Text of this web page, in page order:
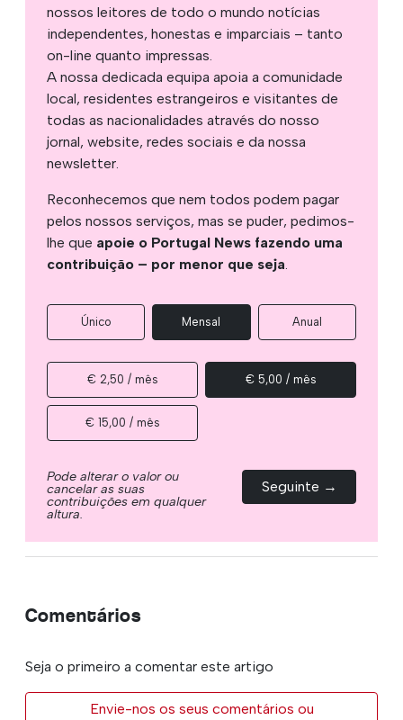
nossos leitores de todo o mundo notícias
independentes, honestas e imparciais – tanto
on-line quanto impressas.
A nossa dedicada equipa apoia a comunidade
local, residentes estrangeiros e visitantes de
todas as nacionalidades através do nosso
jornal, website, redes sociais e da nossa
newsletter.
Reconhecemos que nem todos podem pagar
pelos nossos serviços, mas se puder, pedimos-
lhe que apoie o Portugal News fazendo uma
contribuição – por menor que seja.
Único Mensal Anual
€ 2,50 / mês € 5,00 / mês
€ 15,00 / mês
Pode alterar o valor ou
cancelar as suas
contribuições em qualquer
altura.
Seguinte →
Comentários
Seja o primeiro a comentar este artigo
Envie-nos os seus comentários ou